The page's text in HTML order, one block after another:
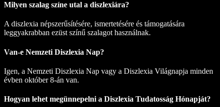
Milyen szalag színe utal a diszlexiára?
A diszlexia népszerűsítésére, ismertetésére és támogatására
leggyakrabban ezüst színű szalagot használnak.
Van-e Nemzeti Diszlexia Nap?
Igen, a Nemzeti Diszlexia Nap vagy a Diszlexia Világnapja minden
évben október 8-án van.
Hogyan lehet megünnepelni a Diszlexia Tudatosság Hónapját?